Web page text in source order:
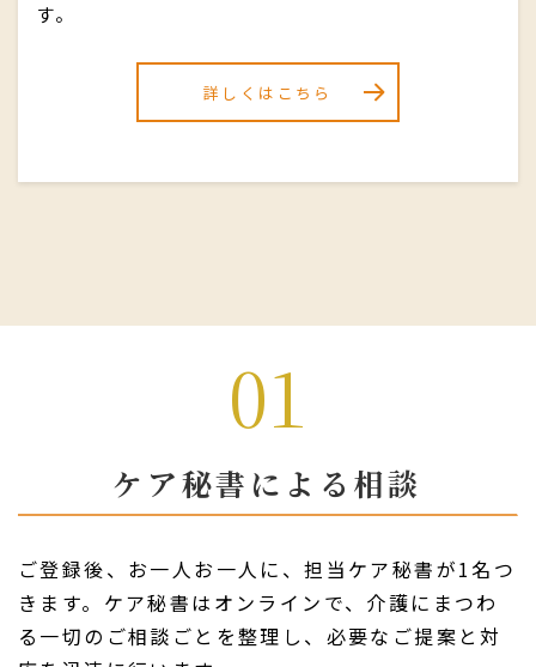
す。
詳しくはこちら
01
ケア秘書による相談
ご登録後、お一人お一人に、担当ケア秘書が1名つ
きます。ケア秘書はオンラインで、介護にまつわ
る一切のご相談ごとを整理し、必要なご提案と対